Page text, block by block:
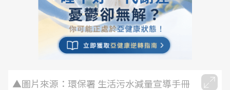
▲圖片來源：環保署 生活污水減量宣導手冊